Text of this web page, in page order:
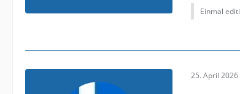
Einmal
25. April